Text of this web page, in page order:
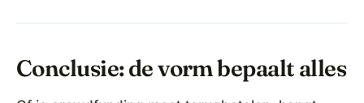
Conclusie: de vorm bepaalt alles